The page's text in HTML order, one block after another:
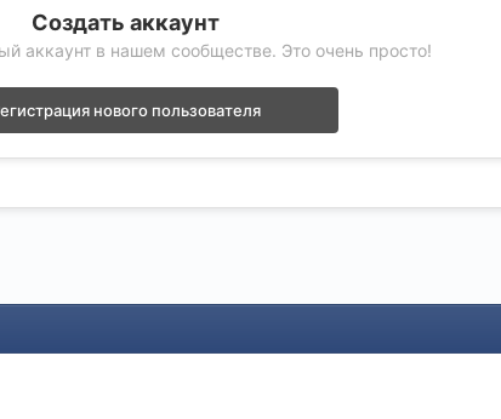
Создать аккаунт
аккаунт в нашем сообществе. Это очень просто!
нового пользователя